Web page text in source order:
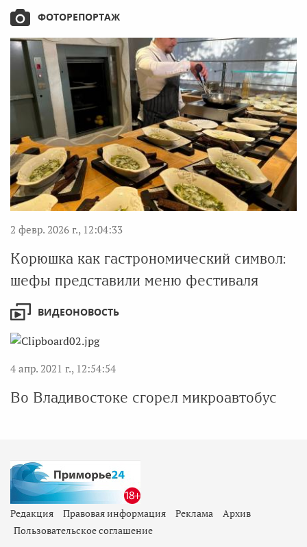
ФОТОРЕПОРТАЖ
2 февр. 2026 г., 12:04:33
Корюшка как гастрономический символ:
шефы представили меню фестиваля
ВИДЕОНОВОСТЬ
4 апр. 2021 г., 12:54:54
Во Владивостоке сгорел микроавтобус
Редакция Правовая информация Реклама
Архив
Пользовательское соглашение